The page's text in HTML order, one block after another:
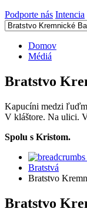
Podporte nás Intencia
Domov
Médiá
Bratstvo
Kapucíni medzi
V kláštore. Na ulici.
Spolu s Kristom.
Bratstvá
Bratstvo
Bratstvo